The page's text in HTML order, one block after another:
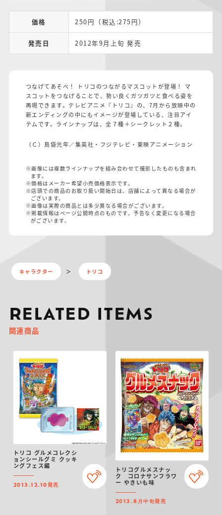
価格 250円（税込:275円）
発売日 2012年9月上旬 発売
つなげてあそべ！ トリコのつながるマスコットが登場！ マ
スコットをつなげることで、勢い良くガツガツと食べる姿を
再現できます。テレビアニメ『トリコ』の、7月から放映中の
新エンディングの中にもイメージが登場している、注目アイ
テムです。ラインナップは、全７種＋シークレット２種。
（Ｃ）島袋光年／集英社・フジテレビ・東映アニメーション
※画像には複数ラインナップを組み合わせて撮影したものも含まれ
ます。
※価格はメーカー希望小売価格表示です。
※店頭での商品のお取り扱い開始日は、店舗によって異なる場合が
ございます。
※画像は実際の商品とは多少異なる場合がございます。
※掲載情報はページ公開時点のものです。予告なく変更になる場合
がございます。
キャラクター トリコ
RELATED ITEMS
関連商品
トリコ グルメコレクシ
ョンシールグミ クッキ
ングフェス編
2013.12.10発売
トリコグルメスナッ
ク コロナサンフラワ
ー やきいも味
2013.8月中旬発売